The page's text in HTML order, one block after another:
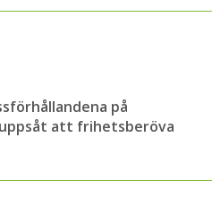
på
att frihetsberöva